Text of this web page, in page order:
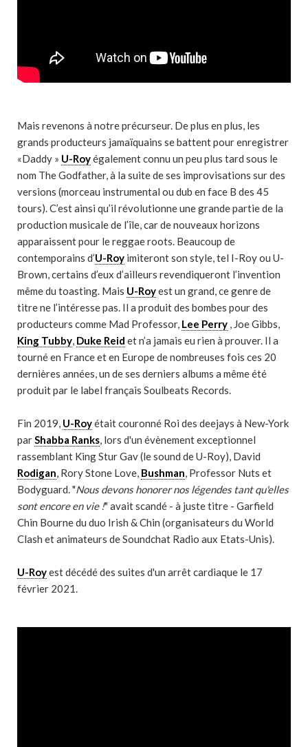
Mais revenons à notre précurseur. De plus en plus, les
grands producteurs jamaïquains se battent pour enregistrer
«Daddy » U-Royégalement connu un peu plus tard sous le
nom The Godfather, à la suite de ses improvisations sur des
versions (morceau instrumental ou dub en face B des 45
tours). C’est ainsi qu’il révolutionne une grande partie de la
production musicale de l’île, car de nouveaux horizons
apparaissent pour le reggae roots. Beaucoup de
contemporains d’U-Roy imiteront son style, tel I-Roy ou U-
Brown, certains d’eux d’ailleurs revendiqueront l’invention
même du toasting. Mais U-Royest un grand, ce genre de
titre ne l’intéresse pas. Il a produit des bombes pour des
producteurs comme Mad Professor, Lee Perry , Joe Gibbs,
King Tubby, Duke Reid et n’a jamais eu rien à prouver. Il a
tourné en France et en Europe de nombreuses fois ces 20
dernières années, un de ses derniers albums a même été
produit par le label français Soulbeats Records.
Fin 2019, U-Royétait couronné Roi des deejays à New-York
parShabba Ranks, lors d'un évènement exceptionnel
rassemblant King Stur Gav (le sound de U-Roy), David
Rodigan, Rory Stone Love, Bushman, Professor Nuts et
Bodyguard. "Nous devons honorer nos légendes tant qu'elles
sont encore en vie !" avait scandé - à juste titre - Garfield
Chin Bourne du duo Irish & Chin (organisateurs du World
Clash et animateurs de Soundchat Radio aux Etats-Unis).
U-Royest décédé des suites d'un arrêt cardiaque le 17
février 2021.